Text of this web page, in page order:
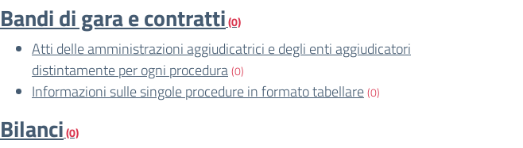
Bandi di gara e contratti(0)
Atti delle amministrazioni aggiudicatrici e degli enti aggiudicatori
distintamente per ogni procedura(0)
Informazioni sulle singole procedure in formato tabellare(0)
Bilanci(0)